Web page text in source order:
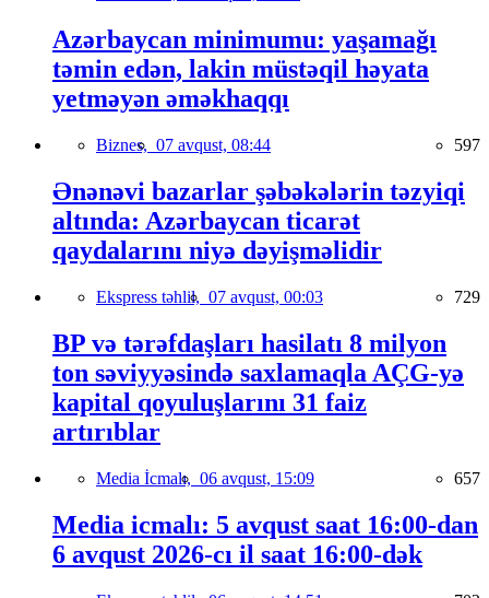
Azərbaycan minimumu: yaşamağı
təmin edən, lakin müstəqil həyata
yetməyən əməkhaqqı
Biznes, 07 avqust, 08:44 597
Ənənəvi bazarlar şəbəkələrin təzyiqi
altında: Azərbaycan ticarət
qaydalarını niyə dəyişməlidir
Ekspress təhlil, 07 avqust, 00:03 729
BP və tərəfdaşları hasilatı 8 milyon
ton səviyyəsində saxlamaqla AÇG-yə
kapital qoyuluşlarını 31 faiz
artırıblar
Media İcmalı, 06 avqust, 15:09 657
Media icmalı: 5 avqust saat 16:00-dan
6 avqust 2026-cı il saat 16:00-dək